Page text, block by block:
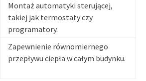
Montaż automatyki sterującej,
takiej jak termostaty czy
programatory.
Zapewnienie równomiernego
przepływu ciepła w całym budynku.